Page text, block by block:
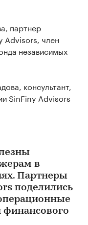
партнер
Advisors, член
независимых
консультант,
SinFiny Advisors
в
Партнеры
поделились
финансового